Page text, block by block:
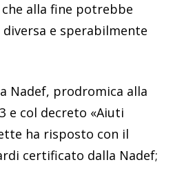
alla fine potrebbe
diversa e sperabilmente
Nadef, prodromica alla
e col decreto «Aiuti
ha risposto con il
certificato dalla Nadef;